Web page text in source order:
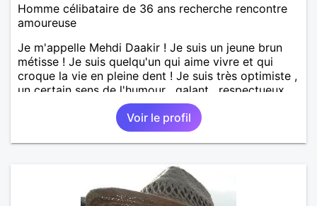
Homme célibataire de 36 ans recherche rencontre
amoureuse
Je m'appelle Mehdi Daakir ! Je suis un jeune brun
métisse ! Je suis quelqu'un qui aime vivre et qui
croque la vie en pleine dent ! Je suis très optimiste ,
un certain sens de l'humour , galant , respectueux
mais parfois un peu maladroit et timide ! Je
recherche de nouvelles rencontres et plus si
affinités ! Qui ne tente rien n'a rien !
Voir le profil